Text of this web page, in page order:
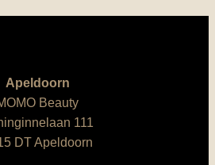
Apeldoorn
Beauty
111
DT Apeldoorn